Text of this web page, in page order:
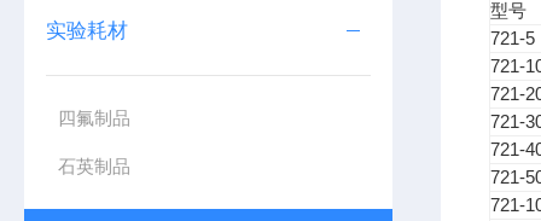
实验耗材
四氟制品
石英制品
型号
721-5
721-
721-
721-
721-
721-
721-